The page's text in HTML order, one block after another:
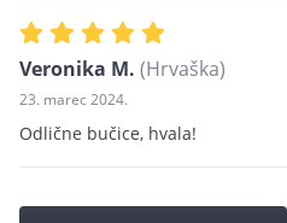
Veronika M. (Hrvaška)
23. marec 2024.
Odlične bučice, hvala!